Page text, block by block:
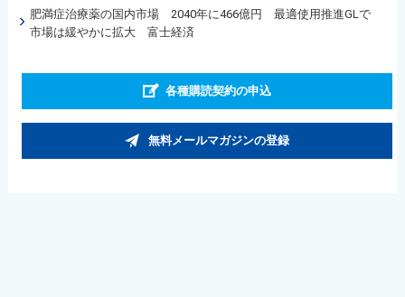
肥満症治療薬の国内市場 2040年に466億円 最適使用推進GLで
市場は緩やかに拡大 富士経済
各種購読契約の申込
無料メールマガジンの登録